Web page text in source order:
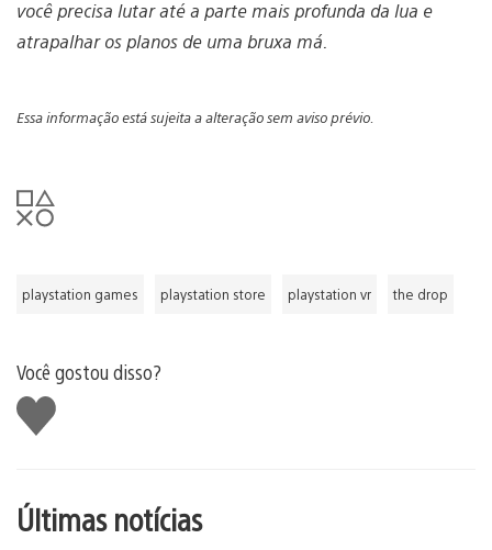
você precisa lutar até a parte mais profunda da lua e
atrapalhar os planos de uma bruxa má.
Essa informação está sujeita a alteração sem aviso prévio.
playstation games playstation store playstation vr the drop
Você gostou disso?
Curtir
Últimas notícias